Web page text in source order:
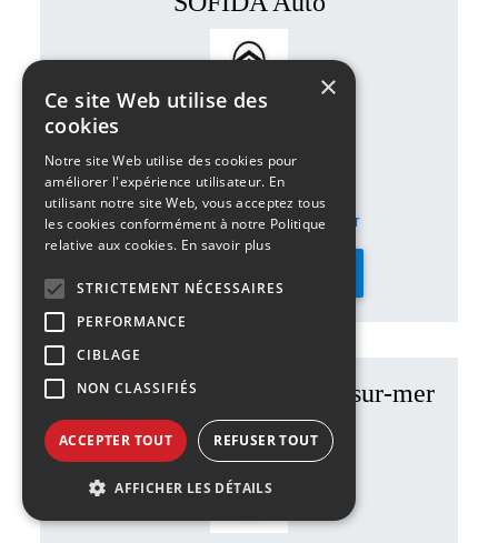
62360 SAINT-LÉONARD
03 21 99 21 11
citroen.boulogne@sofida.fr
ALFA ROMEO Boulogne-sur-mer
- SOFIDA Auto
×
Ce site Web utilise des
cookies
Notre site Web utilise des cookies pour
améliorer l'expérience utilisateur. En
utilisant notre site Web, vous acceptez tous
les cookies conformément à notre Politique
relative aux cookies. En savoir plus
STRICTEMENT NÉCESSAIRES
PERFORMANCE
CIBLAGE
NON CLASSIFIÉS
ACCEPTER TOUT REFUSER TOUT
AFFICHER LES DÉTAILS